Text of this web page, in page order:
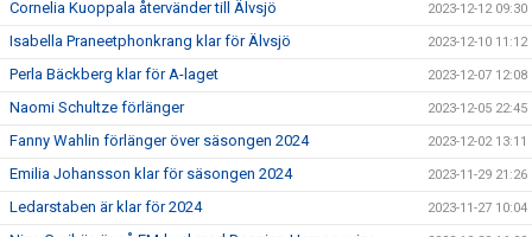
Cornelia Kuoppala återvänder till Älvsjö 2023-12-12 09:30
Isabella Praneetphonkrang klar för Älvsjö 2023-12-10 11:12
Perla Bäckberg klar för A-laget 2023-12-07 12:08
Naomi Schultze förlänger 2023-12-05 22:45
Fanny Wahlin förlänger över säsongen 2024 2023-12-02 13:11
Emilia Johansson klar för säsongen 2024 2023-11-29 21:26
Ledarstaben är klar för 2024 2023-11-27 10:04